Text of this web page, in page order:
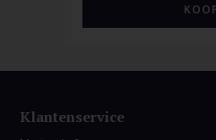
Klantenservice